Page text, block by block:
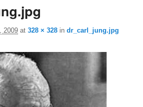
2009 at 328 × 328 in dr_carl_jung.jpg